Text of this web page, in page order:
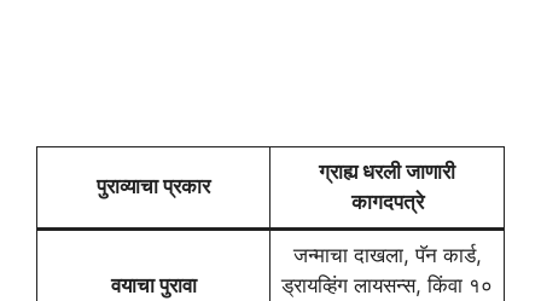
पुराव्याचा प्रकार
ग्राह्य धरली जाणारी
कागदपत्रे
वयाचा पुरावा
जन्माचा दाखला, पॅन कार्ड,
ड्रायव्हिंग लायसन्स, किंवा १०